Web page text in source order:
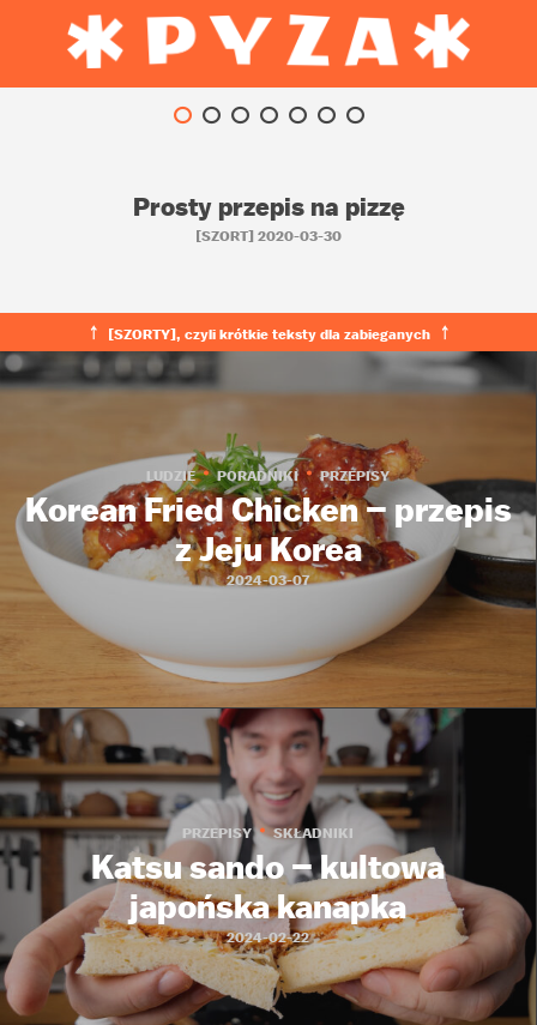
Prosty przepis na pizzę
[SZORT] 2020-03-30
￪ [SZORTY], czyli krótkie teksty dla zabieganych ￪
LUDZIE PORADNIKI PRZEPISY
Korean Fried Chicken – przepis
z Jeju Korea
2024-03-07
PRZEPISY SKŁADNIKI
Katsu sando – kultowa
japońska kanapka
2024-02-22